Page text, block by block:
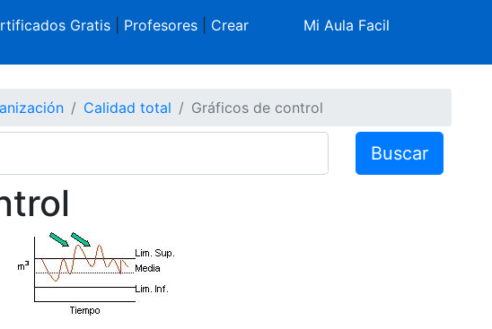
Gratis| Profesores| Crear
Mi Aula Facil
Calidad total Gráficos de control
Buscar